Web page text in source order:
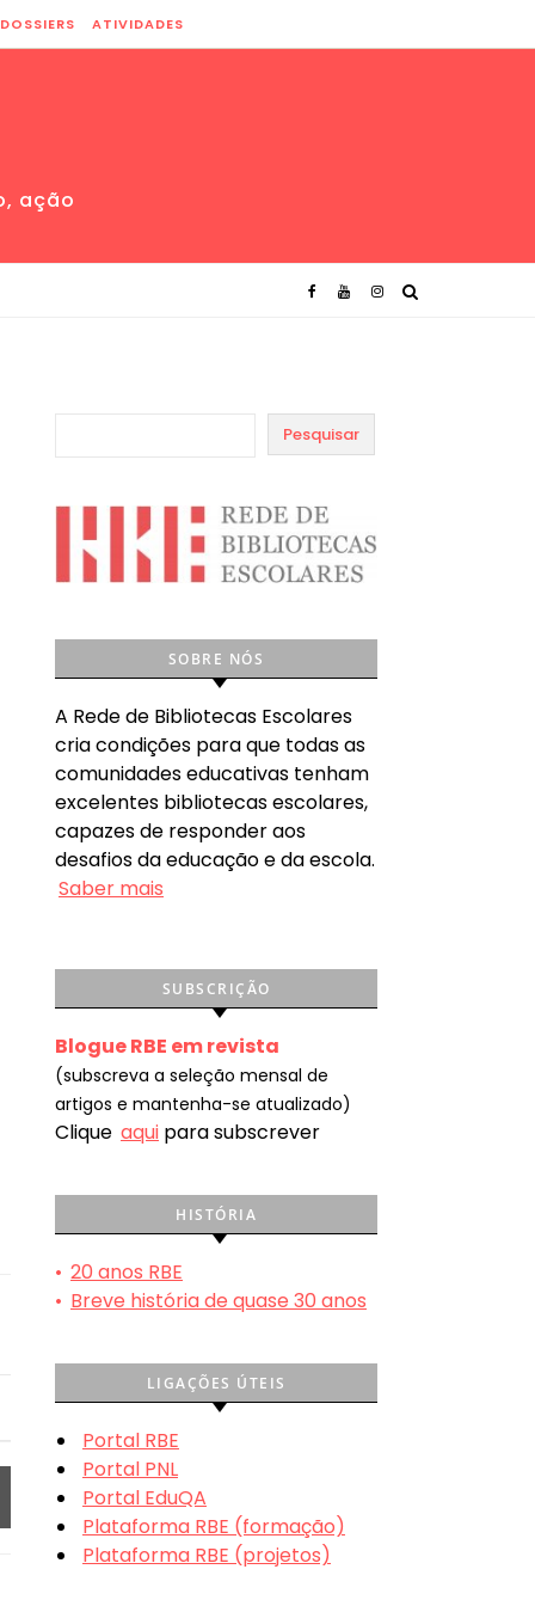
DOSSIERS ATIVIDADES
ação
Pesquisar
SOBRE NÓS
A Rede de Bibliotecas Escolares
cria condições para que todas as
comunidades educativas tenham
excelentes bibliotecas escolares,
capazes de responder aos
desafios da educação e da escola.
Saber mais
SUBSCRIÇÃO
Blogue RBE em revista
(subscreva a seleção mensal de
artigos e mantenha-se atualizado)
Clique aqui para subscrever
HISTÓRIA
• 20 anos RBE
• Breve história de quase 30 anos
LIGAÇÕES ÚTEIS
Portal RBE
Portal PNL
Portal EduQA
Plataforma RBE (formação)
Plataforma RBE (projetos)